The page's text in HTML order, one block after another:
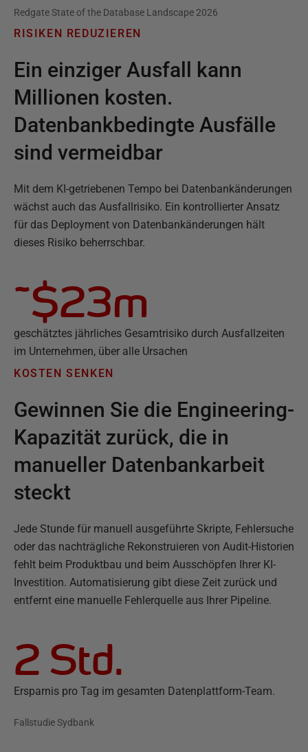
Redgate State of the Database Landscape 2026
RISIKEN REDUZIEREN
Ein einziger Ausfall kann
Millionen kosten.
Datenbankbedingte Ausfälle
sind vermeidbar
Mit dem KI-getriebenen Tempo bei Datenbankänderungen
wächst auch das Ausfallrisiko. Ein kontrollierter Ansatz
für das Deployment von Datenbankänderungen hält
dieses Risiko beherrschbar.
~$23m
geschätztes jährliches Gesamtrisiko durch Ausfallzeiten
im Unternehmen, über alle Ursachen
KOSTEN SENKEN
Gewinnen Sie die Engineering-
Kapazität zurück, die in
manueller Datenbankarbeit
steckt
Jede Stunde für manuell ausgeführte Skripte, Fehlersuche
oder das nachträgliche Rekonstruieren von Audit-Historien
fehlt beim Produktbau und beim Ausschöpfen Ihrer KI-
Investition. Automatisierung gibt diese Zeit zurück und
entfernt eine manuelle Fehlerquelle aus Ihrer Pipeline.
2 Std.
Ersparnis pro Tag im gesamten Datenplattform-Team.
Fallstudie Sydbank